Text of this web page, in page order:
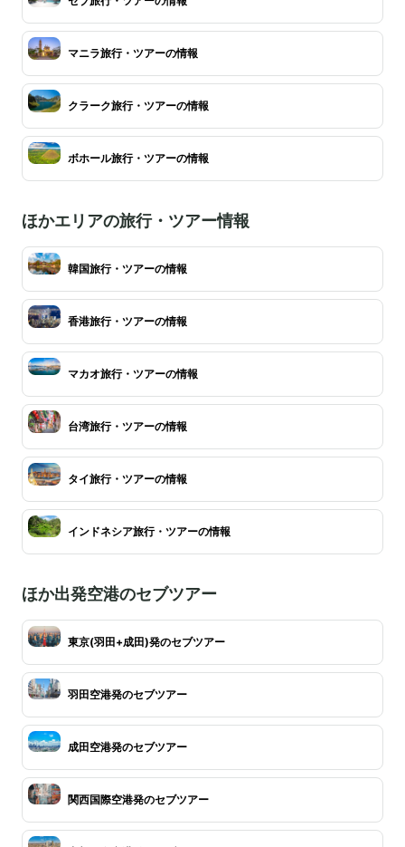
マニラ旅行・ツアーの情報
クラーク旅行・ツアーの情報
ボホール旅行・ツアーの情報
ほかエリアの旅行・ツアー情報
韓国旅行・ツアーの情報
香港旅行・ツアーの情報
マカオ旅行・ツアーの情報
台湾旅行・ツアーの情報
タイ旅行・ツアーの情報
インドネシア旅行・ツアーの情報
ほか出発空港のセブツアー
東京(羽田+成田)発のセブツアー
羽田空港発のセブツアー
成田空港発のセブツアー
関西国際空港発のセブツアー